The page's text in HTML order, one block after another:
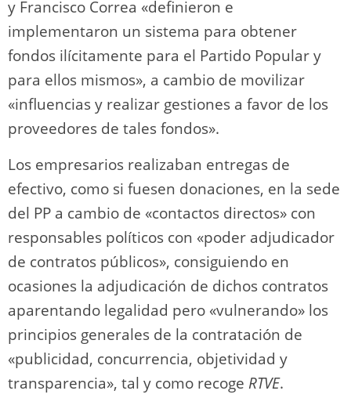
y Francisco Correa «definieron e
implementaron un sistema para obtener
fondos ilícitamente para el Partido Popular y
para ellos mismos», a cambio de movilizar
«influencias y realizar gestiones a favor de los
proveedores de tales fondos».
Los empresarios realizaban entregas de
efectivo, como si fuesen donaciones, en la sede
del PP a cambio de «contactos directos» con
responsables políticos con «poder adjudicador
de contratos públicos», consiguiendo en
ocasiones la adjudicación de dichos contratos
aparentando legalidad pero «vulnerando» los
principios generales de la contratación de
«publicidad, concurrencia, objetividad y
transparencia», tal y como recoge RTVE.